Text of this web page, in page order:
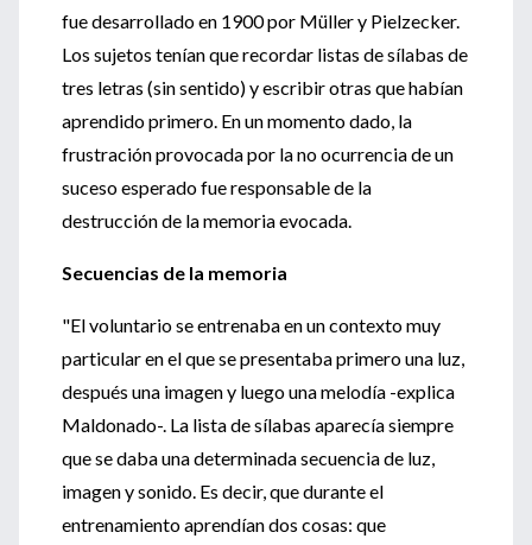
fue desarrollado en 1900 por Müller y Pielzecker.
Los sujetos tenían que recordar listas de sílabas de
tres letras (sin sentido) y escribir otras que habían
aprendido primero. En un momento dado, la
frustración provocada por la no ocurrencia de un
suceso esperado fue responsable de la
destrucción de la memoria evocada.
Secuencias de la memoria
"El voluntario se entrenaba en un contexto muy
particular en el que se presentaba primero una luz,
después una imagen y luego una melodía -explica
Maldonado-. La lista de sílabas aparecía siempre
que se daba una determinada secuencia de luz,
imagen y sonido. Es decir, que durante el
entrenamiento aprendían dos cosas: que